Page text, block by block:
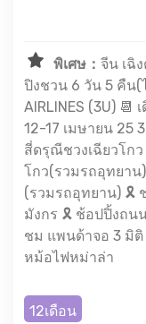
พิเศษ： จีน เฉิ
ปิงชวน 6 วัน 5 คืน(ไม่ลงร้าน) ✈️ สายการบิน SICHUAN
AIRLINES (3U) 📆 เดินทาง 11-16 เมษายน 25 38,899 .-
12-17 เมษายน 25 38,899 .- 📌เข้า 3
สี่ดรุณีชวงเฉียวโก
โกว(รวมรถอุทยาน
(รวมรถอุทยาน) 🎗️
มังกร 🎗️ ช้อปปิ้งถน
ชม แพนด้าจอ 3 มิติ
หม้อไฟหม่าล่า
12เดือน